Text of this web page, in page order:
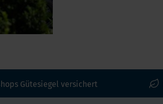
Gütesiegel versichert